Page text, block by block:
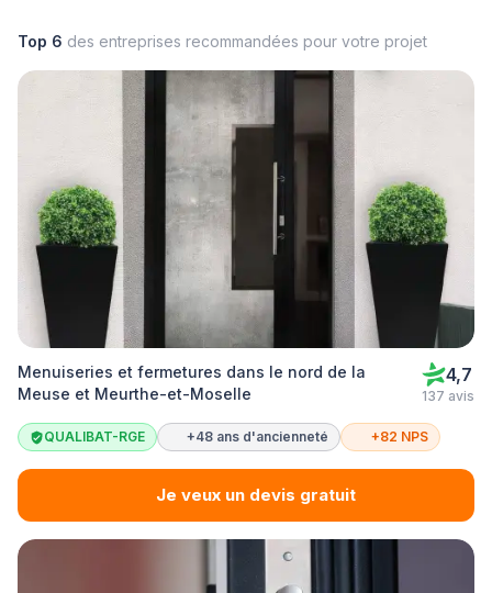
Top 6 des entreprises recommandées pour votre projet
Menuiseries et fermetures dans le nord de la
Meuse et Meurthe-et-Moselle
4,7
137 avis
QUALIBAT-RGE +48 ans d'ancienneté +82 NPS
Je veux un devis gratuit